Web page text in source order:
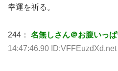
幸運を祈る。
244： 名無しさん＠お腹いっ
14:47:46.90 ID:VFFEuzdXd.net